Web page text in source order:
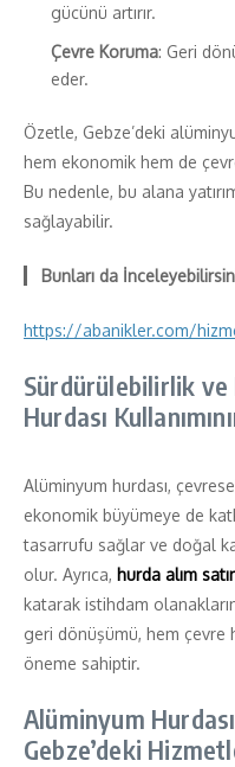
gücünü artırır.
Çevre Koruma: Geri
eder.
Özetle, Gebze’deki
hem ekonomik hem de
Bu nedenle, bu alana
sağlayabilir.
Bunları da
https://abanikler.com/
Sürdürülebilirlik ve
Hurdası
Alüminyum hurdası,
ekonomik büyümeye de
tasarrufu sağlar ve doğal
olur. Ayrıca, hurda alım
katarak istihdam
geri dönüşümü, hem çevre
öneme sahiptir.
Alüminyum
Gebze’deki